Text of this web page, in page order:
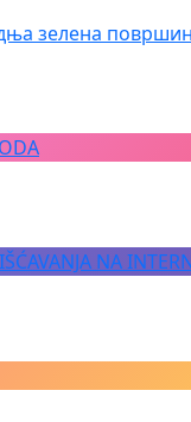
зелена
NA